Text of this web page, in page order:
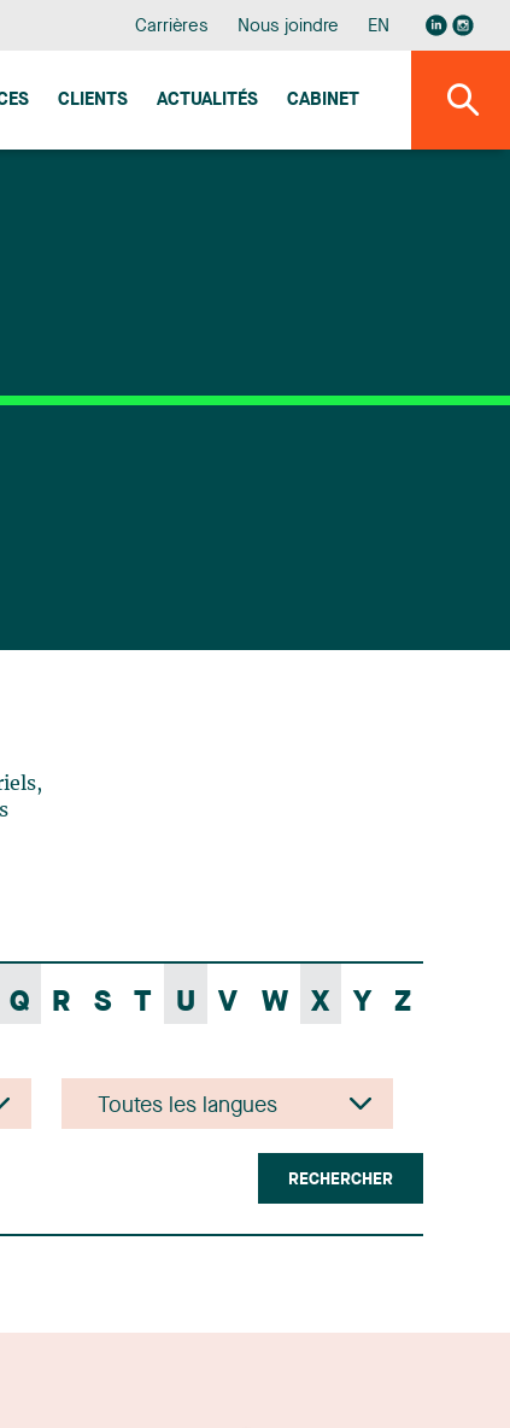
Carrières Nous joindre EN
CLIENTS ACTUALITÉS CABINET
RECHERCHER
Q R S T U V W X Y Z